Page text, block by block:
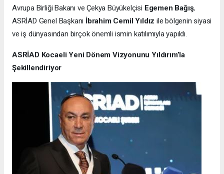
Avrupa Birliği Bakanı ve Çekya Büyükelçisi Egemen Bağış,
ASRİAD Genel Başkanı İbrahim Cemil Yıldız ile bölgenin siyasi
ve iş dünyasından birçok önemli ismin katılımıyla yapıldı.
ASRİAD Kocaeli Yeni Dönem Vizyonunu Yıldırım’la
Şekillendiriyor